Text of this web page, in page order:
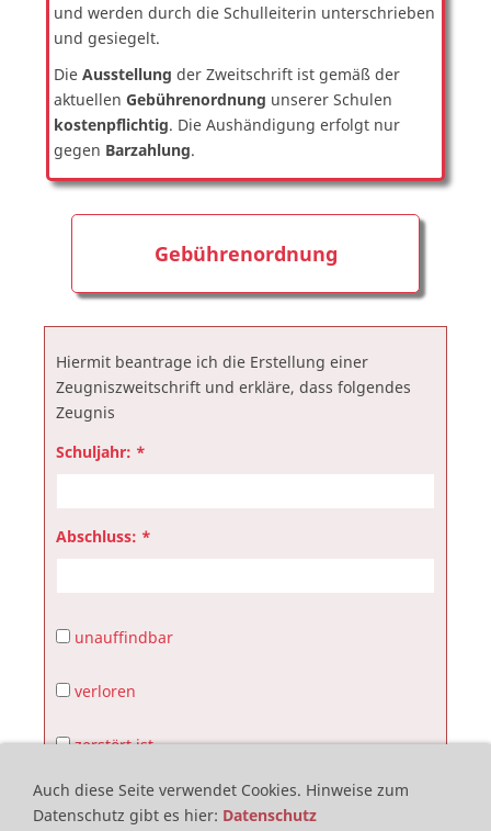
und werden durch die Schulleiterin unterschrieben
und gesiegelt.
Die Ausstellung der Zweitschrift ist gemäß der
aktuellen Gebührenordnung unserer Schulen
kostenpflichtig. Die Aushändigung erfolgt nur
gegen Barzahlung.
Gebührenordnung
Hiermit beantrage ich die Erstellung einer
Zeugniszweitschrift und erkläre, dass folgendes
Zeugnis
Schuljahr: *
Abschluss: *
unauffindbar
verloren
zerstört ist.
Schüler Nachname *
Auch diese Seite verwendet Cookies. Hinweise zum
Datenschutz gibt es hier: Datenschutz